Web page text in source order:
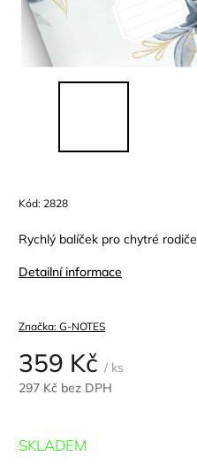
Kód: 2828
Rychlý balíček pro chytré rodiče
Detailní informace
Značka: G-NOTES
359 Kč / ks
297 Kč bez DPH
SKLADEM